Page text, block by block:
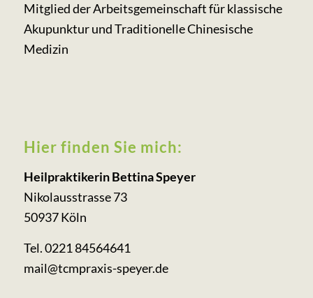
Mitglied der Arbeits­gemeinschaft für klassische
Akupunktur und Traditionelle Chinesische
Medizin
Hier finden Sie mich:
Heilpraktikerin Bettina Speyer
Nikolausstrasse 73
50937 Köln
Tel. 0221 84564641
mail@tcmpraxis-speyer.de